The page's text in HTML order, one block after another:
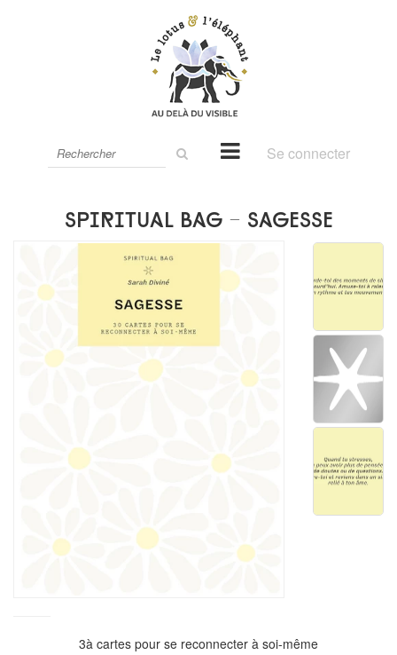
le
Se connecter
Spiritual bag - Sagesse
3à cartes pour se reconnecter à soi-même